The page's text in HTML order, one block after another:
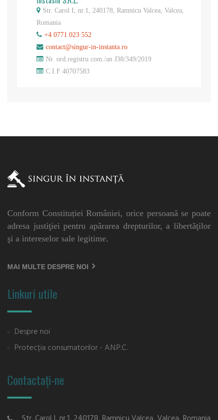
Str. Carol I, nr.1, 240178, Ramnicu Valcea, Valcea,
Romania
+4 0771 023 552
contact@singur-in-instanta.ro
Nr. ord.registru com./an J38/349/2019
C.I.F 40707583
Conform Constituției României, orice persoană se poate
adresa justiţiei pentru apărarea drepturilor, a libertăţilor
şi a intereselor sale legitime.
MAI MULTE DESPRE NOI
Linkuri utile
Despre noi
Protecția consumatorilor - A.N.P.C.
Contactați-ne